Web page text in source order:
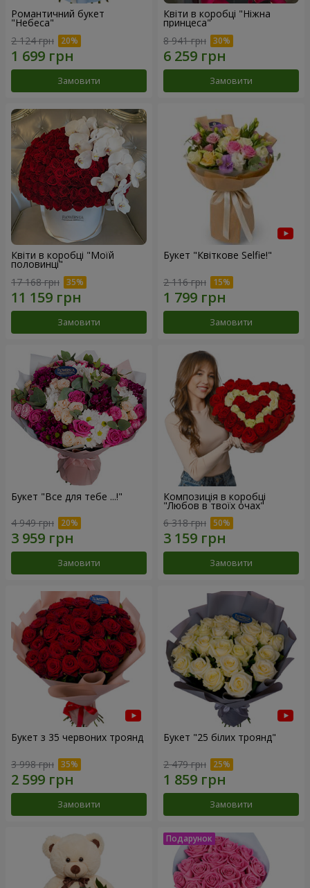
Романтичний букет
"Небеса"
2 124 грн
Замовити
Квіти в коробці "Ніжна
принцеса"
8 941 грн
Замовити
Квіти в коробці "Моїй
половинці"
17 168 грн
Замовити
Букет "Квіткове Selfie!"
2 116 грн
Замовити
Букет "Все для тебе ...!"
4 949 грн
Замовити
Композиція в коробці
"Любов в твоїх очах"
6 318 грн
Замовити
Букет з 35 червоних троянд
3 998 грн
Замовити
Букет "25 білих троянд"
2 479 грн
Замовити